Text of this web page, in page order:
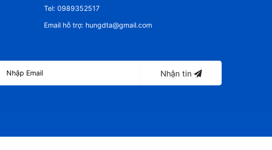
Tel: 0989352517
Email hỗ trợ: hungdta@gmail.com
Nhận tin